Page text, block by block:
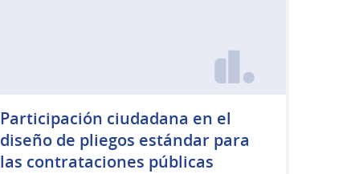
Participación ciudadana en el
diseño de pliegos estándar para
las contrataciones públicas